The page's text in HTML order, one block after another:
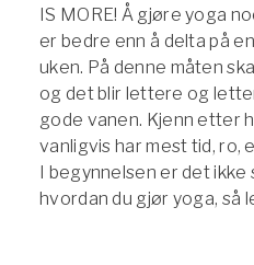
IS MORE! Å gjøre yoga
er bedre enn å delta på
uken. På denne måten
og det blir lettere og
gode vanen. Kjenn etter
vanligvis har mest tid, ro,
I begynnelsen er det ikke
hvordan du gjør yoga, så